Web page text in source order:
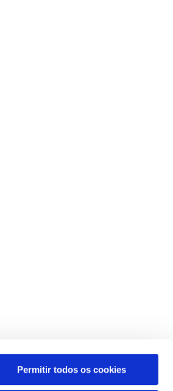
Permitir todos os cookies